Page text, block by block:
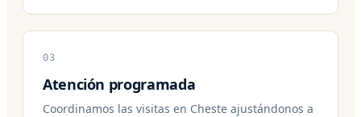
03
Atención programada
Coordinamos las visitas en Cheste ajustándonos a